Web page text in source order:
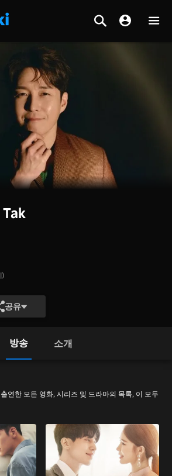
)
공유
방송 소개
연한 모든 영화, 시리즈 및 드라마의 목록, 이 모두